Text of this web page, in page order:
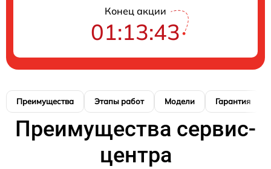
Конец акции
01:13:42
Преимущества Этапы работ Модели Гарантия
Преимущества сервис-
центра